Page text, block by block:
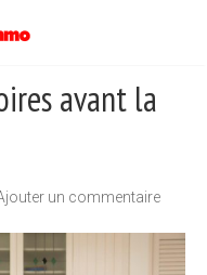
avant la
un commentaire